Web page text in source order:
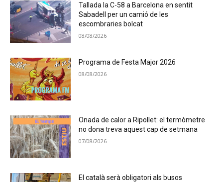
Tallada la C-58 a Barcelona en sentit
Sabadell per un camió de les
escombraries bolcat
08/08/2026
Programa de Festa Major 2026
08/08/2026
Onada de calor a Ripollet: el termòmetre
no dona treva aquest cap de setmana
07/08/2026
El català serà obligatori als busos